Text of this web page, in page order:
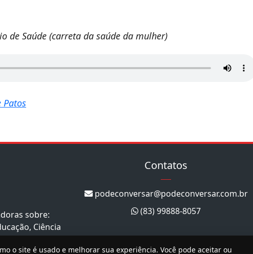
de Saúde (carreta da saúde da mulher)
Patos
sobre:
Ciência
Contatos
podeconversar@podeconversar.com.br
(83) 99888-8057
o site é usado e melhorar sua experiência. Você pode aceitar ou